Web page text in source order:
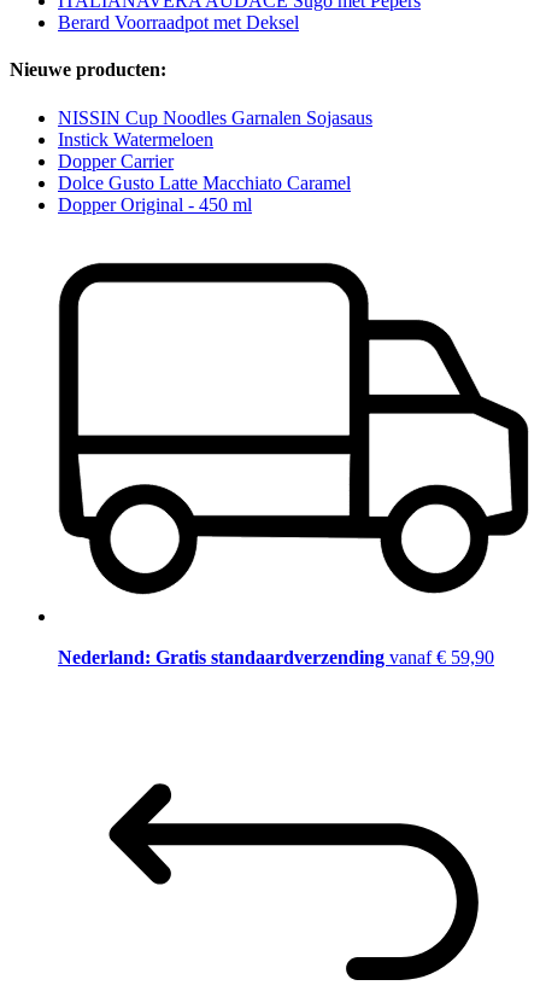
Berard Voorraadpot met Deksel
Nieuwe producten:
NISSIN Cup Noodles Garnalen Sojasaus
Instick Watermeloen
Dopper Carrier
Dolce Gusto Latte Macchiato Caramel
Dopper Original - 450 ml
Nederland: Gratis standaardverzending vanaf € 59,90